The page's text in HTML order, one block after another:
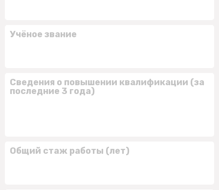
Учёное звание
Сведения о повышении квалификации (за
последние 3 года)
Общий стаж работы (лет)